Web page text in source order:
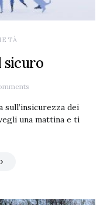
sicuro
sull’insicurezza dei
una mattina e ti